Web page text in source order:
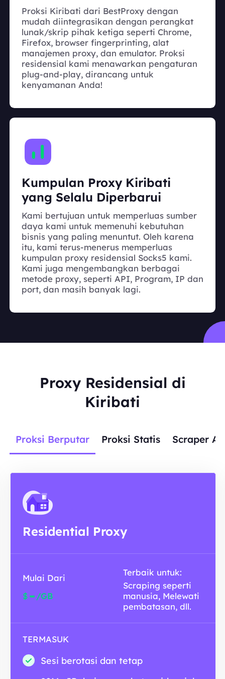
Proksi Kiribati dari BestProxy dengan
mudah diintegrasikan dengan perangkat
lunak/skrip pihak ketiga seperti Chrome,
Firefox, browser fingerprinting, alat
manajemen proxy, dan emulator. Proksi
residensial kami menawarkan pengaturan
plug-and-play, dirancang untuk
kenyamanan Anda!
Kumpulan Proxy Kiribati
yang Selalu Diperbarui
Kami bertujuan untuk memperluas sumber
daya kami untuk memenuhi kebutuhan
bisnis yang paling menuntut. Oleh karena
itu, kami terus-menerus memperluas
kumpulan proxy residensial Socks5 kami.
Kami juga mengembangkan berbagai
metode proxy, seperti API, Program, IP dan
port, dan masih banyak lagi.
Proxy Residensial di
Kiribati
Proksi Berputar Proksi Statis Scraper
Residential Proxy
Mulai Dari
$- /GB
Terbaik untuk:
Scraping seperti
manusia, Melewati
pembatasan, dll.
TERMASUK
Sesi berotasi dan tetap